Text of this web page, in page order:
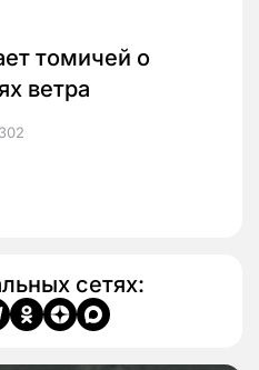
томичей о
ветра
сетях: